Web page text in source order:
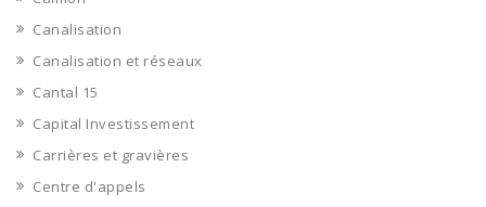
Canalisation
Canalisation et réseaux
Cantal 15
Capital Investissement
Carrières et gravières
Centre d'appels